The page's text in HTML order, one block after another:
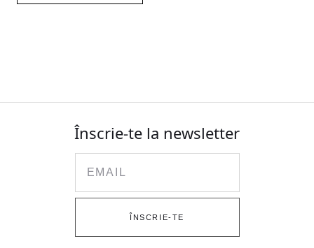
Înscrie-te la newsletter
ÎNSCRIE-TE